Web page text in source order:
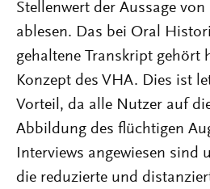
Stellenwert der Aussage
ablesen. Das bei Oral
gehaltene Transkript gehört
Konzept des VHA. Dies ist
Vorteil, da alle Nutzer auf
Abbildung des flüchtigen
Interviews angewiesen sind
die reduzierte und